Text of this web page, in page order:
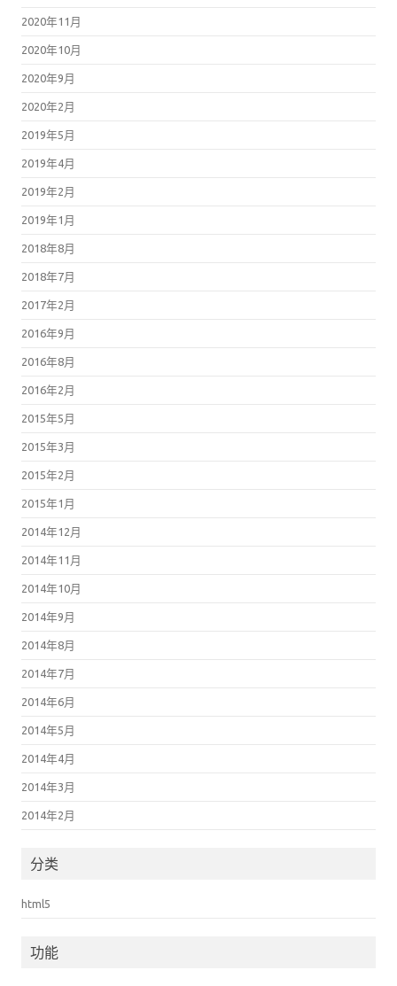
2020年11月
2020年10月
2020年9月
2020年2月
2019年5月
2019年4月
2019年2月
2019年1月
2018年8月
2018年7月
2017年2月
2016年9月
2016年8月
2016年2月
2015年5月
2015年3月
2015年2月
2015年1月
2014年12月
2014年11月
2014年10月
2014年9月
2014年8月
2014年7月
2014年6月
2014年5月
2014年4月
2014年3月
2014年2月
分类
html5
功能